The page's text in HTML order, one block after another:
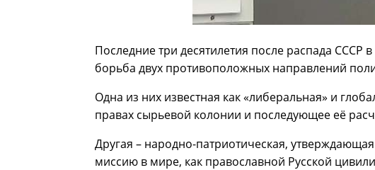
Последние три десятилетия после распада
борьба двух противоположных направлений
Одна из них известная как «либеральная» и
правах сырьевой колонии и последующее её
Другая – народно-патриотическая,
миссию в мире, как православной Русской